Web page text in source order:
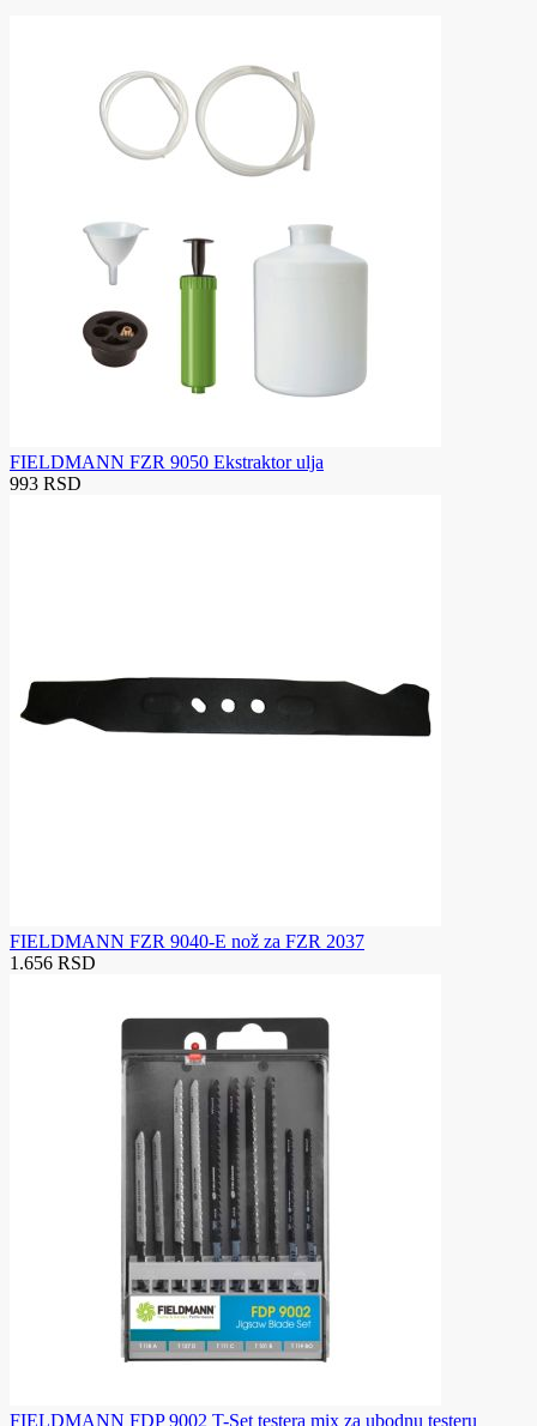
FIELDMANN FZR 9050 Ekstraktor ulja
993 RSD
FIELDMANN FZR 9040-E nož za FZR 2037
1.656 RSD
FIELDMANN FDP 9002 T-Set testera mix za ubodnu testeru